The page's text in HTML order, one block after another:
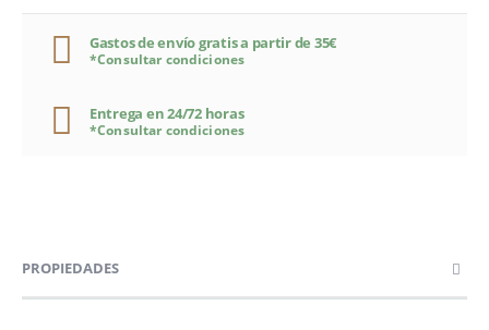
Gastos de envío gratis a partir de 35€
*Consultar condiciones
Entrega en 24/72 horas
*Consultar condiciones
PROPIEDADES